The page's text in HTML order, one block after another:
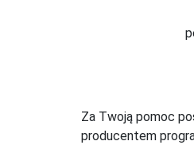
Za Twoją pomoc
producentem